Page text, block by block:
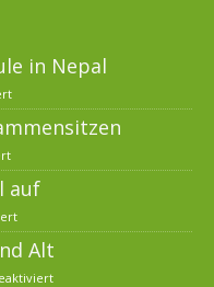
in Nepal
auf
Alt